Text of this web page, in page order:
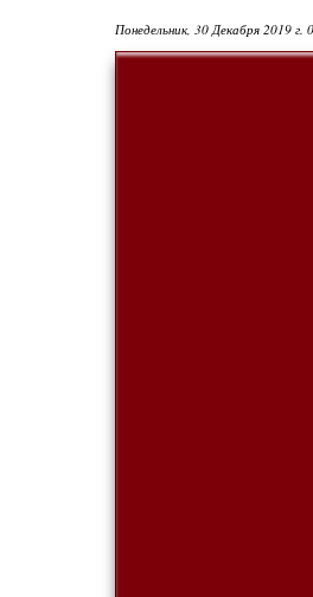
Понедельник, 30 Декабря 2019 г.